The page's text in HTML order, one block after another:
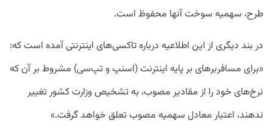
طرح، سهمیه سوخت آنها محفوظ است.
در بند دیگری از این اطلاعیه درباره تاکسی‌های اینترنتی آمده است که:
«برای مسافربرهای بر پایه اینترنت (اسنپ و تپ‌سی) مشروط بر آن که
نرخ‌های خود را از مقادیر مصوب، به تشخیص وزارت کشور تغییر
ندهند، اعتبار معادل سهمیه مصوب تعلق خواهد گرفت.»